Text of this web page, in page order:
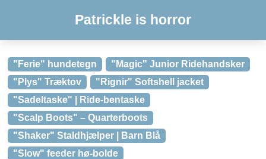
Patrickle is horror
"Ferie" hundetegn
"Magic" Junior Ridehandsker
"Plys" Træktov
"Rignir" Softshell jacket
"Sadeltaske" | Ride-bentaske
"Scalp Boots" – Quarterboots
"Shaker" Staldhjælper | Barn Blå
"Slow" feeder hø-bolde